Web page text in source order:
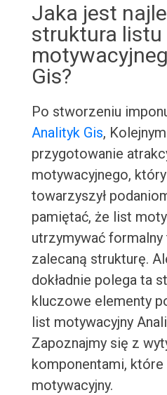
Jaka jest
struktura listu
Gis?
Po stworzeniu
Analityk Gis,
przygotowanie
motywacyjnego,
towarzyszył
pamiętać, że list
utrzymywać
zalecaną strukturę.
dokładnie polega ta
kluczowe elementy
list motywacyjny
Zapoznajmy się z
komponentami,
motywacyjny.